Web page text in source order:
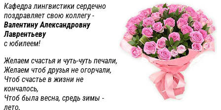
Кафедра лингвистики сердечно
поздравляет свою коллегу -
Валентину Александровну
Лаврентьеву
с юбилеем!
Желаем счастья и чуть-чуть печали,
Желаем чтоб друзья не огорчали,
Чтоб счастье в жизни не
кончалось,
Чтоб была весна, средь зимы -
лето,